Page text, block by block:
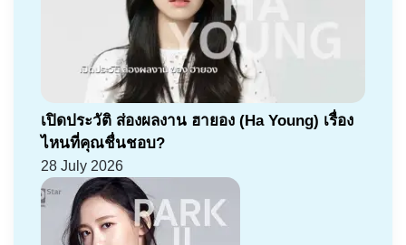
เปิดประวัติ ส่องผลงาน ฮายอง (Ha Young) เรื่อง
ไหนที่คุณชื่นชอบ?
28 July 2026